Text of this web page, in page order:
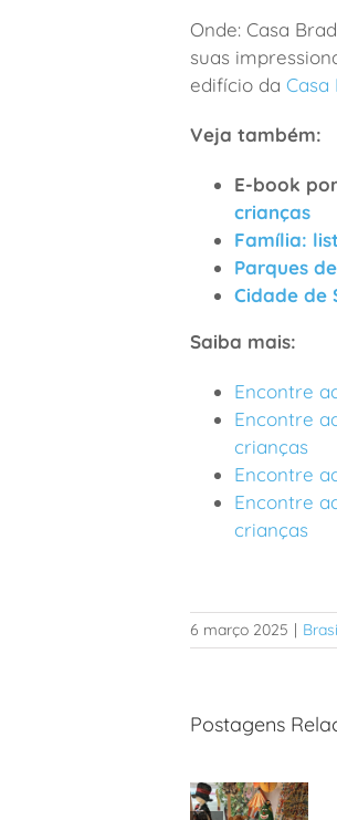
Onde: Casa
suas
edifício da Casa
Veja também:
E-book
crianças
Família:
Parques
Cidade de
Saiba mais:
Encontre
Encontre
crianças
Encontre
Encontre
crianças
6 março 2025 |
Postagens